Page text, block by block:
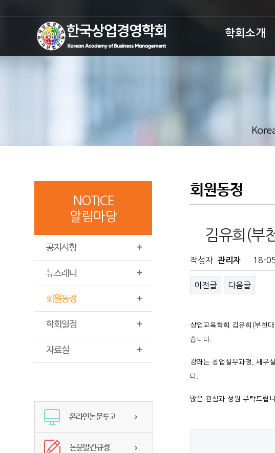
학회소개
NOTICE
알림마당
공지사항
뉴스레터
회원동정
학회일정
자료실
온라인논문투고
논문발간규정
회원동정
김유희(부
작성자 관리자 18-
이전글 다음글
상업교육학회 김유희(부천
습니다.
강좌는 창업실무과정, 세무
다.
많은 관심과 성원 부탁드립니